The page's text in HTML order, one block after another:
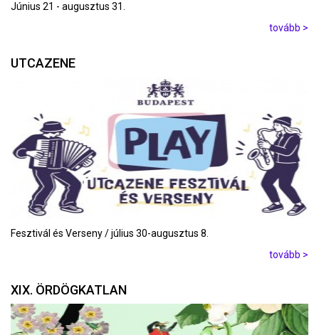
Június 21 - augusztus 31.
tovább >
UTCAZENE
Fesztivál és Verseny / július 30-augusztus 8.
tovább >
XIX. ÖRDÖGKATLAN